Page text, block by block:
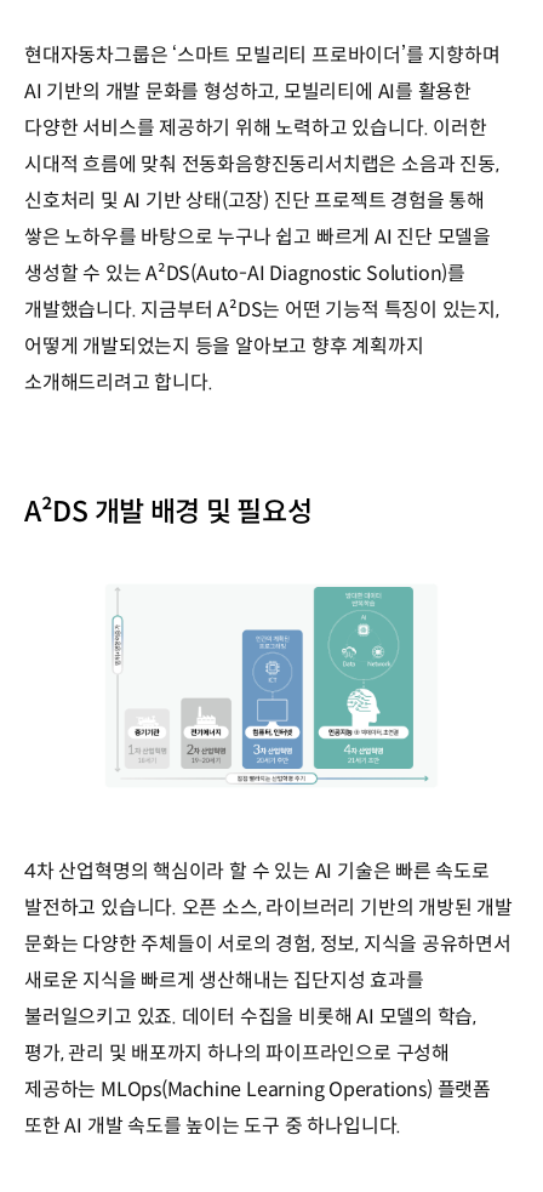
현대자동차그룹은 ‘스마트 모빌리티 프로바이더’를 지향하며
AI 기반의 개발 문화를 형성하고, 모빌리티에 AI를 활용한
다양한 서비스를 제공하기 위해 노력하고 있습니다. 이러한
시대적 흐름에 맞춰 전동화음향진동리서치랩은 소음과 진동,
신호처리 및 AI 기반 상태(고장) 진단 프로젝트 경험을 통해
쌓은 노하우를 바탕으로 누구나 쉽고 빠르게 AI 진단 모델을
생성할 수 있는 A²DS(Auto-AI Diagnostic Solution)를
개발했습니다. 지금부터 A²DS는 어떤 기능적 특징이 있는지,
어떻게 개발되었는지 등을 알아보고 향후 계획까지
소개해드리려고 합니다.
A²DS 개발 배경 및 필요성
4차 산업혁명의 핵심이라 할 수 있는 AI 기술은 빠른 속도로
발전하고 있습니다. 오픈 소스, 라이브러리 기반의 개방된 개발
문화는 다양한 주체들이 서로의 경험, 정보, 지식을 공유하면서
새로운 지식을 빠르게 생산해내는 집단지성 효과를
불러일으키고 있죠. 데이터 수집을 비롯해 AI 모델의 학습,
평가, 관리 및 배포까지 하나의 파이프라인으로 구성해
제공하는 MLOps(Machine Learning Operations) 플랫폼
또한 AI 개발 속도를 높이는 도구 중 하나입니다.